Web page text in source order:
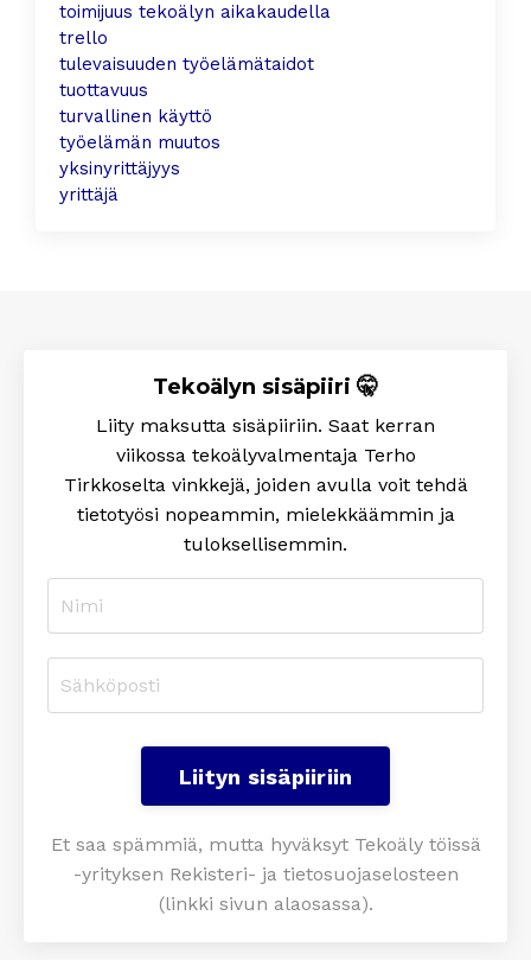
toimijuus tekoälyn aikakaudella
trello
tulevaisuuden työelämätaidot
tuottavuus
turvallinen käyttö
työelämän muutos
yksinyrittäjyys
yrittäjä
Tekoälyn sisäpiiri 🤫
Liity maksutta sisäpiiriin. Saat kerran
viikossa tekoälyvalmentaja Terho
Tirkkoselta vinkkejä, joiden avulla voit tehdä
tietotyösi nopeammin, mielekkäämmin ja
tuloksellisemmin.
Liityn sisäpiiriin
Et saa spämmiä, mutta hyväksyt Tekoäly töissä
-yrityksen Rekisteri- ja tietosuojaselosteen
(linkki sivun alaosassa).